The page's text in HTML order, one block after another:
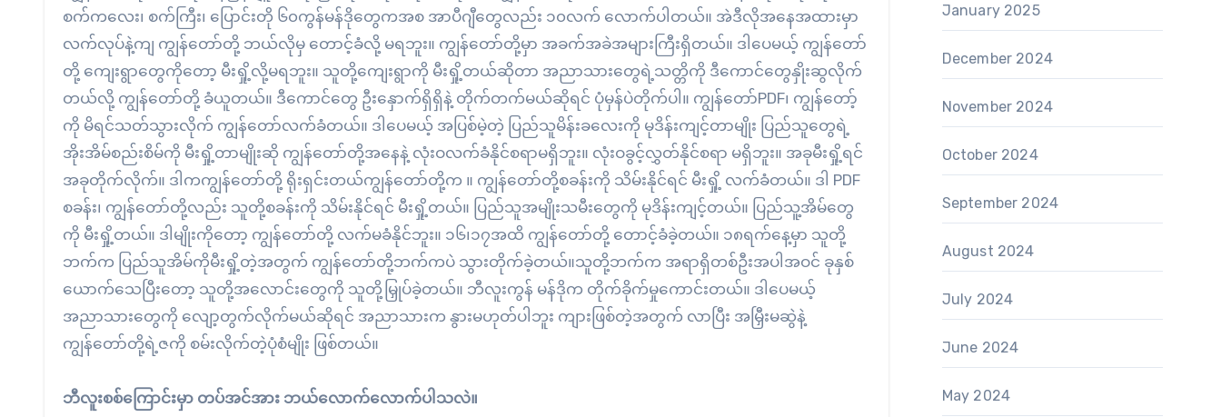
စက်ကလေး၊ စက်ကြီး၊ ပြောင်းတို ၆၀ကွန်မန်ဒိုတွေကအစ အာပီဂျီတွေလည်း ၁၀လက် လောက်ပါတယ်။ အဲဒီလိုအနေအထားမှာ
လက်လုပ်နဲ့ကျ ကျွန်တော်တို့ ဘယ်လိုမှ တောင့်ခံလို့ မရဘူး။ ကျွန်တော်တို့မှာ အခက်အခဲအများကြီးရှိတယ်။ ဒါပေမယ့် ကျွန်တော်
တို့ ကျေးရွာတွေကိုတော့ မီးရှို့လို့မရဘူး။ သူတို့ကျေးရွာကို မီးရှို့တယ်ဆိုတာ အညာသားတွေရဲ့သတ္တိကို ဒီကောင်တွေနှိုးဆွလိုက်
တယ်လို့ ကျွန်တော်တို့ ခံယူတယ်။ ဒီကောင်တွေ ဦးနှောက်ရှိရှိနဲ့ တိုက်တက်မယ်ဆိုရင် ပုံမှန်ပဲတိုက်ပါ။ ကျွန်တော်PDF၊ ကျွန်တော့်
ကို မိရင်သတ်သွားလိုက် ကျွန်တော်လက်ခံတယ်။ ဒါပေမယ့် အပြစ်မဲ့တဲ့ ပြည်သူမိန်းခလေးကို မုဒိန်းကျင့်တာမျိုး ပြည်သူတွေရဲ့
အိုးအိမ်စည်းစိမ်ကို မီးရှို့တာမျိုးဆို ကျွန်တော်တို့အနေနဲ့ လုံးဝလက်ခံနိုင်စရာမရှိဘူး။ လုံးဝခွင့်လွှတ်နိုင်စရာ မရှိဘူး။ အခုမီးရှို့ရင်
အခုတိုက်လိုက်။ ဒါကကျွန်တော်တို့ ရိုးရှင်းတယ်ကျွန်တော်တို့က ။ ကျွန်တော်တို့စခန်းကို သိမ်းနိုင်ရင် မီးရှို့ လက်ခံတယ်။ ဒါ PDF
စခန်း၊ ကျွန်တော်တို့လည်း သူတို့စခန်းကို သိမ်းနိုင်ရင် မီးရှို့တယ်။ ပြည်သူအမျိုးသမီးတွေကို မုဒိန်းကျင့်တယ်။ ပြည်သူ့အိမ်တွေ
ကို မီးရှို့တယ်။ ဒါမျိုးကိုတော့ ကျွန်တော်တို့ လက်မခံနိုင်ဘူး။ ၁၆၊၁၇အထိ ကျွန်တော်တို့ တောင့်ခံခဲ့တယ်။ ၁၈ရက်နေ့မှာ သူတို့
ဘက်က ပြည်သူအိမ်ကိုမီးရှို့တဲ့အတွက် ကျွန်တော်တို့ဘက်ကပဲ သွားတိုက်ခဲ့တယ်။သူတို့ဘက်က အရာရှိတစ်ဦးအပါအဝင် ခုနှစ်
ယောက်သေပြီးတော့ သူတို့အလောင်းတွေကို သူတို့မြှုပ်ခဲ့တယ်။ ဘီလူးကွန် မန်ဒိုက တိုက်ခိုက်မှုကောင်းတယ်။ ဒါပေမယ့်
အညာသားတွေကို လျော့တွက်လိုက်မယ်ဆိုရင် အညာသားက နွားမဟုတ်ပါဘူး ကျားဖြစ်တဲ့အတွက် လာပြီး အမြှီးမဆွဲနဲ့
ကျွန်တော်တို့ရဲ့ဇကို စမ်းလိုက်တဲ့ပုံစံမျိုး ဖြစ်တယ်။
ဘီလူးစစ်ကြောင်းမှာ တပ်အင်အား ဘယ်လောက်လောက်ပါသလဲ။
January 2025
December 2024
November 2024
October 2024
September 2024
August 2024
July 2024
June 2024
May 2024